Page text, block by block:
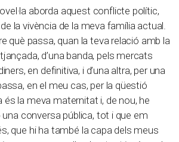
aborda aquest conflicte polític,
la vivència de la meva família actual.
què passa, quan la teva relació amb la
d’una banda, pels mercats
en definitiva, i d’una altra, per una
en el meu cas, per la qüestió
la meva maternitat i, de nou, he
una conversa pública, tot i que em
que hi ha també la capa dels meus